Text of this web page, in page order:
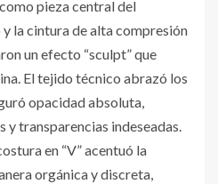
pieza central del
la cintura de alta compresión
un efecto “sculpt” que
El tejido técnico abrazó los
opacidad absoluta,
transparencias indeseadas.
en “V” acentuó la
orgánica y discreta,